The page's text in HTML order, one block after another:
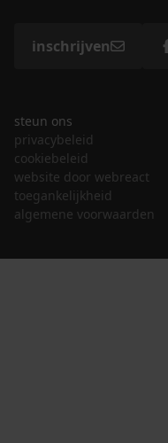
inschrijven
steun ons
privacybeleid
cookiebeleid
website door webreact
toegankelijkheid
algemene voorwaarden